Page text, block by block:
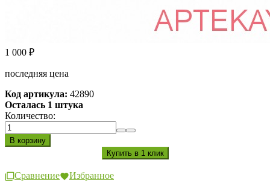
1 000 ₽
последняя цена
Код артикула: 42890
Осталась 1 штука
Количество:
Сравнение Избранное